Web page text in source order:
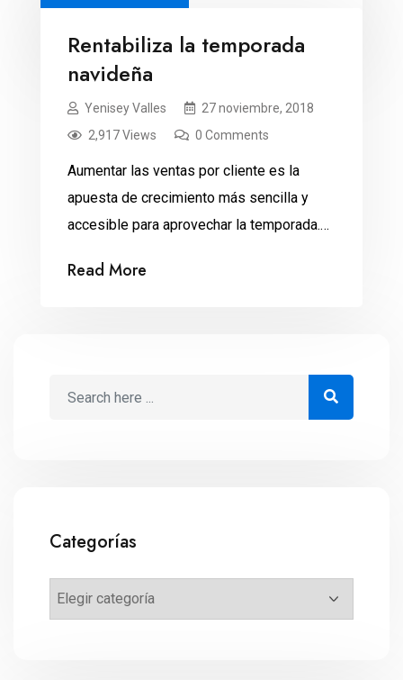
Año Nuevo. Desfiles, conciertos,
villancicos, esquís, la aurora boreal,
espectáculos beduinos, mercaditos
de diversa es […]
Read More
Rentabiliza la temporada
navideña
Yenisey Valles
27 noviembre, 2018
2,917 Views
0 Comments
Aumentar las ventas por cliente es la
apuesta de crecimiento más sencilla y
accesible para aprovechar la temporada.
aconseja Roberto Elías Luna, consultor e
irrepetibles para las pymes. Pero ante una
Read More
Categorías